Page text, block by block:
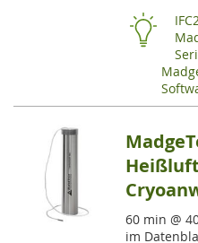
60 min @
im